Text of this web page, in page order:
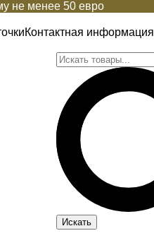
не менее 50 евро
Контактная информация
Искать